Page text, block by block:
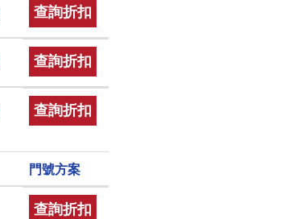
查詢折扣
查詢折扣
查詢折扣
門號方案
查詢折扣